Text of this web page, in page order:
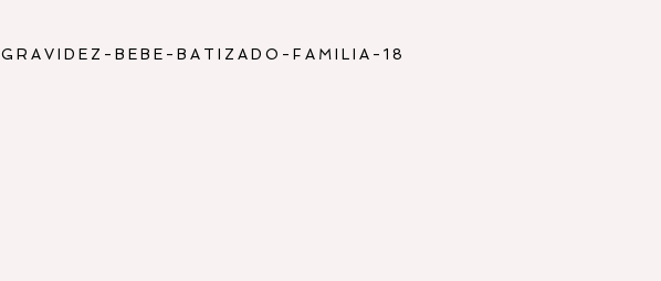
BEBE-BATIZADO-FAMILIA-18